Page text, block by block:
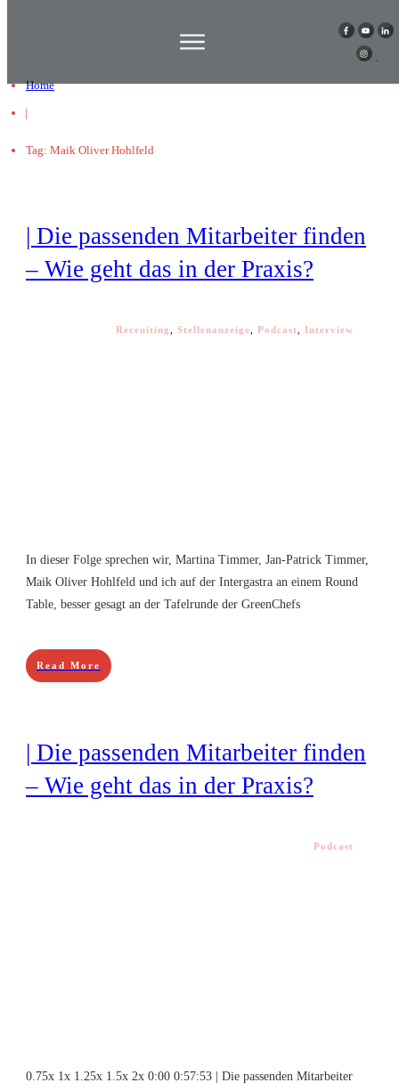
Home
|
Tag: Maik Oliver Hohlfeld
| Die passenden Mitarbeiter finden
– Wie geht das in der Praxis?
Recruiting Stellenanzeige Podcast Interview
In dieser Folge sprechen wir, Martina Timmer, Jan-Patrick Timmer,
Maik Oliver Hohlfeld und ich auf der Intergastra an einem Round
Table, besser gesagt an der Tafelrunde der GreenChefs
Read More
| Die passenden Mitarbeiter finden
– Wie geht das in der Praxis?
Podcast
0.75x 1x 1.25x 1.5x 2x 0:00 0:57:53 | Die passenden Mitarbeiter